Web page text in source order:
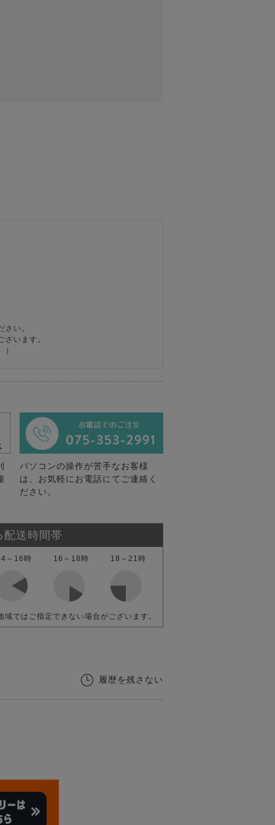
い。
います。
）
パソコンの操作が苦手なお客様
は、お気軽にお電話にてご連絡く
ださい。
配送時間帯
～16時 16～18時 18～21時
域ではご指定できない場合がございます。
履歴を残さない